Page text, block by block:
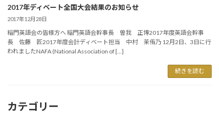
2017年ディベート全国大会結果のお知らせ
2017年12月28日
稲門英語会の皆様方へ 稲門英語会幹事長 曽我 正博2017年度英語会幹事
長 佐藤 匠2017年度会計ディベート担当 中村 茉侑乃 12月2日、3日に行
われましたNAFA (National Association of […]
続きを読む
カテゴリー